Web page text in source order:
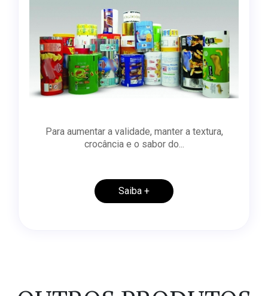
Para aumentar a validade, manter a textura,
crocância e o sabor do...
Saiba +